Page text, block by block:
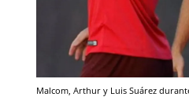
Malcom, Arthur y Luis Suárez